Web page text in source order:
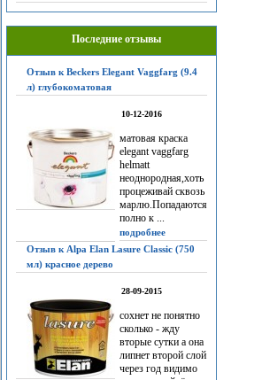
Последние отзывы
Отзыв к Beckers Elegant Vaggfarg (9.4
л) глубокоматовая
10-12-2016
матовая краска
elegant vaggfarg
helmatt
неоднородная,хоть
процеживай сквозь
марлю.Попадаются
полно к ...
подробнее
Отзыв к Alpa Elan Lasure Classic (750
мл) красное дерево
28-09-2015
сохнет не понятно
сколько - жду
вторые сутки а она
липнет второй слой
через год видимо